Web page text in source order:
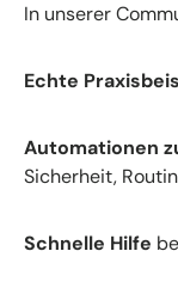
In unserer
Echte
Automationen
Sicherheit,
Schnelle Hilfe